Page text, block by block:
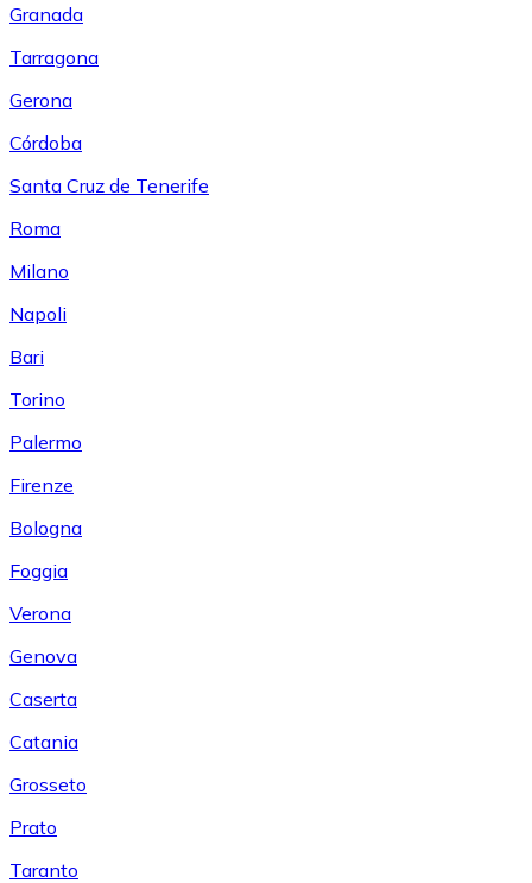
Granada
Tarragona
Gerona
Córdoba
Santa Cruz de Tenerife
Roma
Milano
Napoli
Bari
Torino
Palermo
Firenze
Bologna
Foggia
Verona
Genova
Caserta
Catania
Grosseto
Prato
Taranto